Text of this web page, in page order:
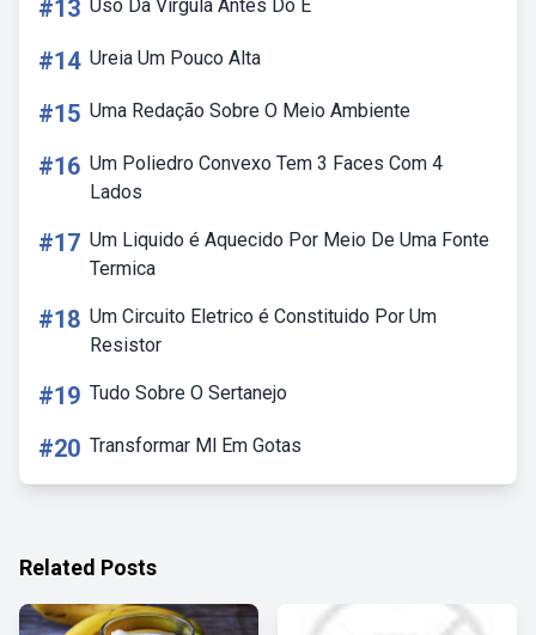
#13 Uso Da Vírgula Antes Do E
#14 Ureia Um Pouco Alta
#15 Uma Redação Sobre O Meio Ambiente
#16 Um Poliedro Convexo Tem 3 Faces Com 4
Lados
#17 Um Liquido é Aquecido Por Meio De Uma Fonte
Termica
#18 Um Circuito Eletrico é Constituido Por Um
Resistor
#19 Tudo Sobre O Sertanejo
#20 Transformar Ml Em Gotas
Related Posts